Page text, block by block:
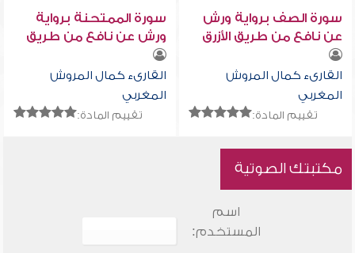
سورة الصف برواية ورش
عن نافع من طريق الأزرق
بقصر البدل
القارىء كمال المروش
المغربي
تقييم المادة:
سورة الممتحنة برواية
ورش عن نافع من طريق
الأزرق بقصر البدل
القارىء كمال المروش
المغربي
تقييم المادة:
مكتبتك الصوتية
اسم
المستخدم: